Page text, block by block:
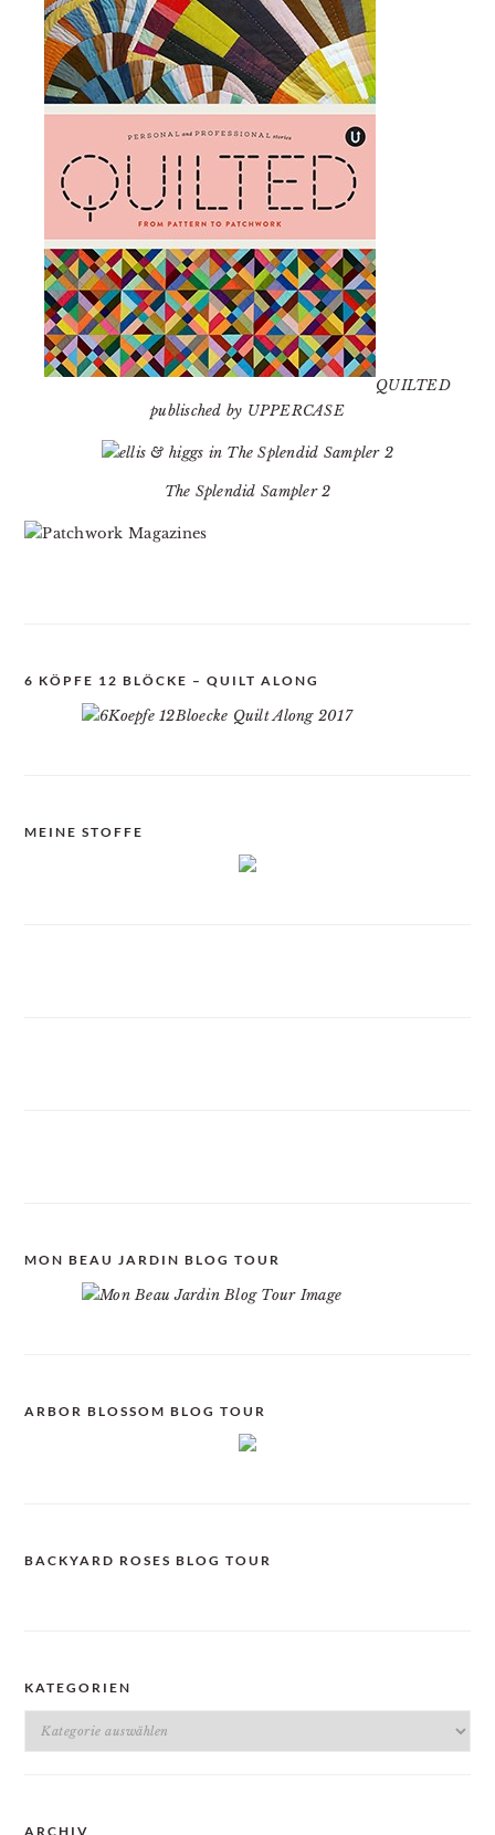
QUILTED
publisched by UPPERCASE
The Splendid Sampler 2
6 KÖPFE 12 BLÖCKE – QUILT ALONG
MEINE STOFFE
MON BEAU JARDIN BLOG TOUR
ARBOR BLOSSOM BLOG TOUR
BACKYARD ROSES BLOG TOUR
KATEGORIEN
Kategorien
ARCHIV